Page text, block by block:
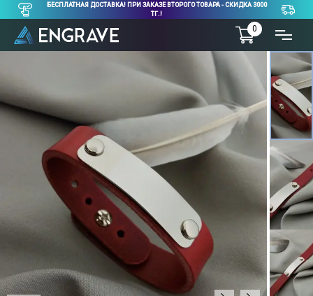
БЕСПЛАТНАЯ ДОСТАВКА! ПРИ ЗАКАЗЕ ВТОРОГО ТОВАРА - СКИДКА 3000
ТГ.!
0